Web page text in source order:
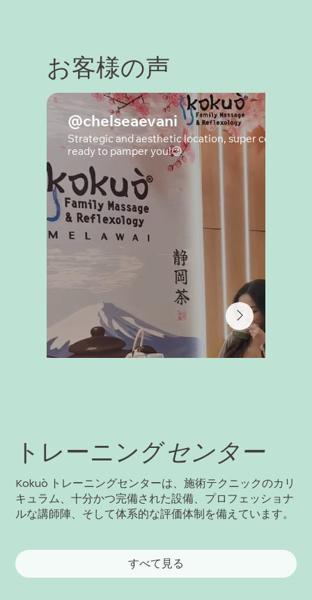
トレーニングセンター
Kokuò トレーニングセンターは、施術テクニックのカリ
キュラム、十分かつ完備された設備、プロフェッショナ
ルな講師陣、そして体系的な評価体制を備えています。
すべて見る
お客様の声
@chelseaevani
Strategic and aesthetic location, super complete
ready to pamper you!😉